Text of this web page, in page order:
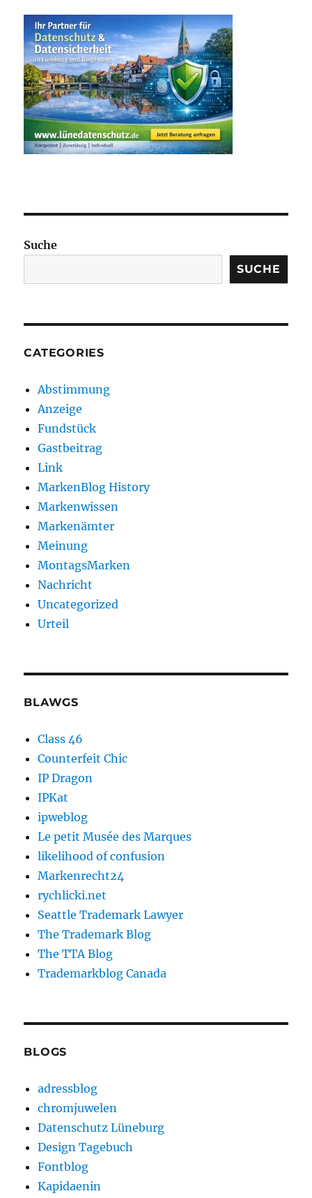
Suche
SUCHE
CATEGORIES
Abstimmung
Anzeige
Fundstück
Gastbeitrag
Link
MarkenBlog History
Markenwissen
Markenämter
Meinung
MontagsMarken
Nachricht
Uncategorized
Urteil
BLAWGS
Class 46
Counterfeit Chic
IP Dragon
IPKat
ipweblog
Le petit Musée des Marques
likelihood of confusion
Markenrecht24
rychlicki.net
Seattle Trademark Lawyer
The Trademark Blog
The TTA Blog
Trademarkblog Canada
BLOGS
adressblog
chromjuwelen
Datenschutz Lüneburg
Design Tagebuch
Fontblog
Kapidaenin